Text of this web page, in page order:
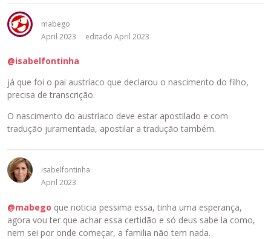
mabego
April 2023
editado April 2023
@isabelfontinha
já que foi o pai austríaco que declarou o nascimento do filho,
precisa de transcrição.
O nascimento do austríaco deve estar apostilado e com
tradução juramentada, apostilar a tradução também.
isabelfontinha
April 2023
@mabego que noticia pessima essa, tinha uma esperança,
agora vou ter que achar essa certidão e só deus sabe la como,
nem sei por onde começar, a familia não tem nada.